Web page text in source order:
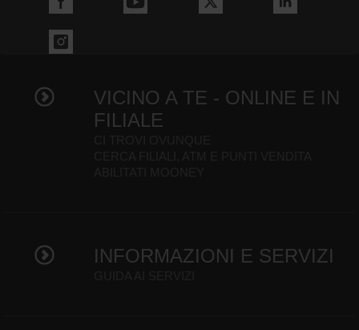
VICINO A TE - ONLINE E IN
FILIALE
INFORMAZIONI E SERVIZI